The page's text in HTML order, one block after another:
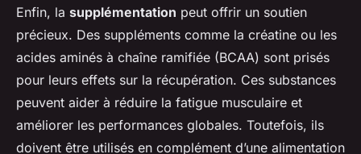
Enfin, la supplémentation peut offrir un soutien
précieux. Des suppléments comme la créatine ou les
acides aminés à chaîne ramifiée (BCAA) sont prisés
pour leurs effets sur la récupération. Ces substances
peuvent aider à réduire la fatigue musculaire et
améliorer les performances globales. Toutefois, ils
doivent être utilisés en complément d’une alimentation